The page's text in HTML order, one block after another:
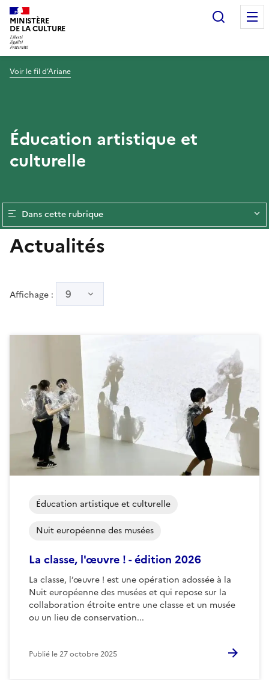
MINISTÈRE
DE LA CULTURE
Voir le fil d’Ariane
Éducation artistique et
culturelle
Dans cette rubrique
Actualités
Affichage : 9
La classe, l'œuvre ! - édition 2026
La classe, l’œuvre ! est une opération adossée à la
Nuit européenne des musées et qui repose sur la
collaboration étroite entre une classe et un musée
ou un lieu de conservation...
Éducation artistique et culturelle
Nuit européenne des musées
Publié le27 octobre 2025